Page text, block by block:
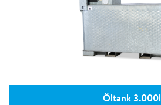
Öltank 3.000l